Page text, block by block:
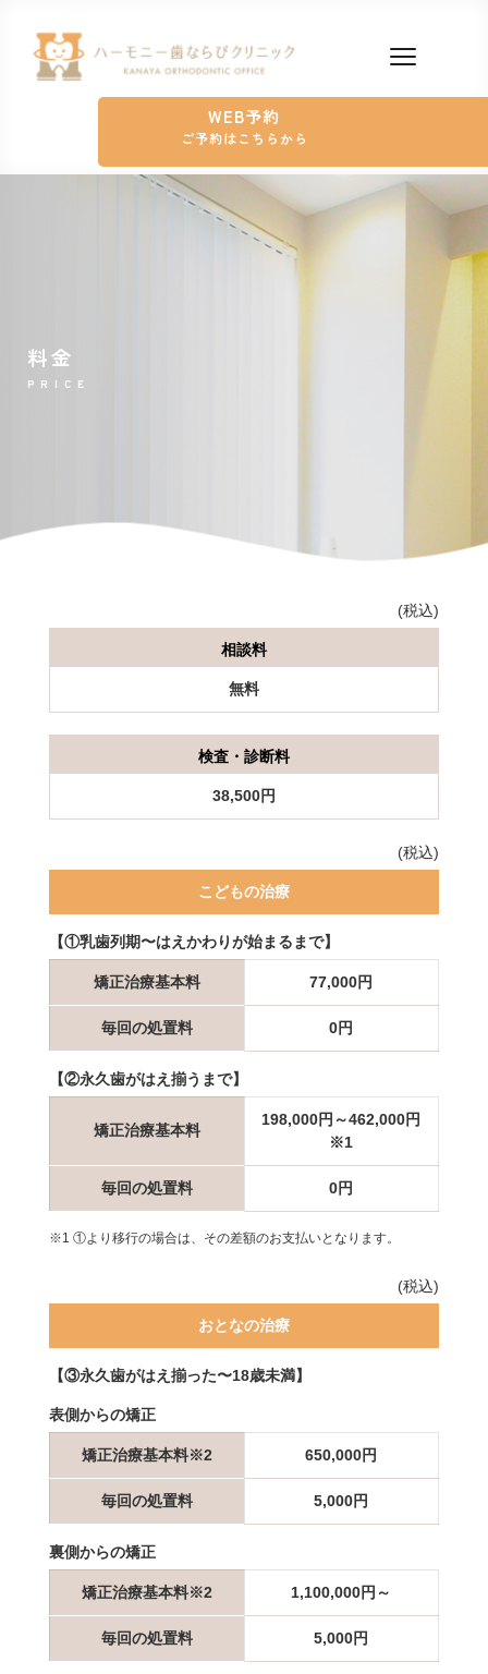
WEB予約
ご予約はこちらから
料金
PRICE
(税込)
相談料
無料
検査・診断料
38,500円
(税込)
こどもの治療
【①乳歯列期〜はえかわりが始まるまで】
矯正治療基本料 77,000円
毎回の処置料 0円
【②永久歯がはえ揃うまで】
矯正治療基本料
198,000円～462,000円
※1
毎回の処置料 0円
※1 ①より移行の場合は、その差額のお支払いとなります。
(税込)
おとなの治療
【③永久歯がはえ揃った〜18歳未満】
表側からの矯正
矯正治療基本料※2 650,000円
毎回の処置料 5,000円
裏側からの矯正
矯正治療基本料※2 1,100,000円～
毎回の処置料 5,000円